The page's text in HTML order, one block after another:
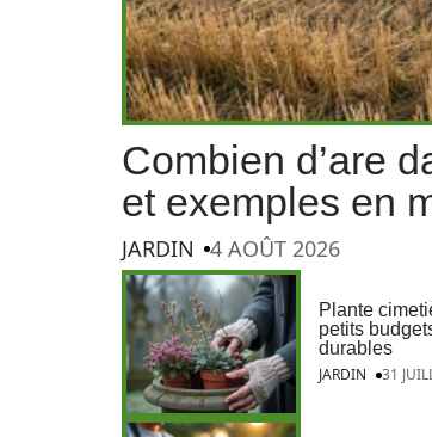
Combien d’are
et exemples en
JARDIN 4 AOÛT 2026
Plante
petits
durables
JARDIN
31